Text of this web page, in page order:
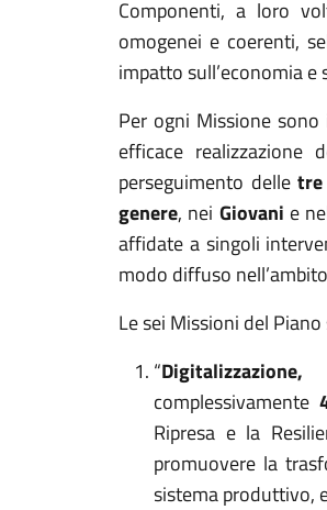
Componenti, a loro
omogenei e coerenti,
impatto sull’economia
Per ogni Missione
efficace
perseguimento delle
genere, nei Giovani e
affidate a singoli
modo diffuso
Le sei Missioni del
“
complessivamente
Ripresa e la
promuovere la
sistema produttivo,